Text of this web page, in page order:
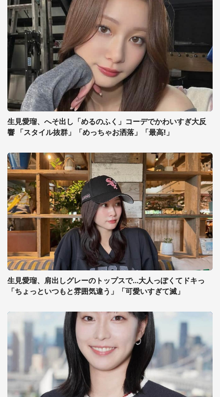
生見愛瑠、へそ出し「めるのふく」コーデでかわいすぎ大反
響 「スタイル抜群」「めっちゃお洒落」「最高!」
生見愛瑠、肩出しグレーのトップスで...大人っぽくてドキっ
「ちょっといつもと雰囲気違う」「可愛いすぎて滅」